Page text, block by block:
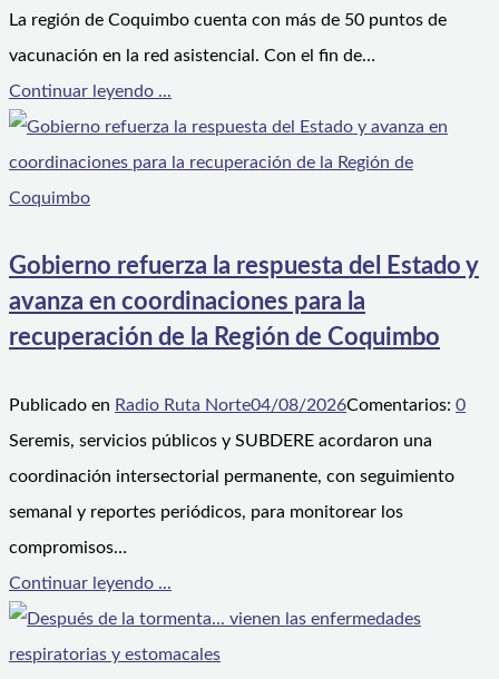
La región de Coquimbo cuenta con más de 50 puntos de
vacunación en la red asistencial. Con el fin de…
Continuar leyendo ...
Gobierno refuerza la respuesta del Estado y
avanza en coordinaciones para la
recuperación de la Región de Coquimbo
Publicado en Radio Ruta Norte04/08/2026Comentarios: 0
Seremis, servicios públicos y SUBDERE acordaron una
coordinación intersectorial permanente, con seguimiento
semanal y reportes periódicos, para monitorear los
compromisos…
Continuar leyendo ...